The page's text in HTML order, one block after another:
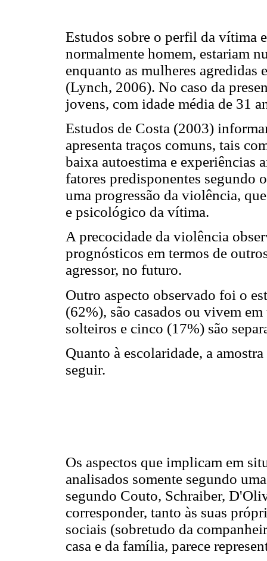
Estudos sobre o perfil da vítima
normalmente homem, estariam
enquanto as mulheres agredidas
(Lynch, 2006). No caso da
jovens, com idade média de 31
Estudos de Costa (2003)
apresenta traços comuns, tais
baixa autoestima e experiências
fatores predisponentes segundo
uma progressão da violência,
e psicológico da vítima.
A precocidade da violência
prognósticos em termos de
agressor, no futuro.
Outro aspecto observado foi o
(62%), são casados ou vivem
solteiros e cinco (17%) são
Quanto à escolaridade, a
seguir.
Os aspectos que implicam em
analisados somente segundo
segundo Couto, Schraiber,
corresponder, tanto às suas
sociais (sobretudo da
casa e da família, parece